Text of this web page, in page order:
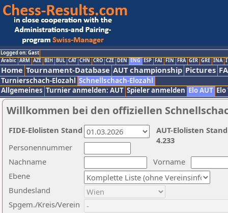
Logged on: Gast
Arabic ARM AZE BIH BUL CAT CHN CRO CZE DEN ENG ESP FAI FIN FRA GER GRE INA
Home Tournament-Database AUT championship Pictures
Turnierschach-Elozahl Schnellschach-Elozahl
Allgemeines Turnier anmelden: AUT Spieler anmelden Elo AUT
Willkommen bei den offiziellen
Nachname
Vorname
Ebene
Personennummer
Bundesland
Spgem./Kreis/Verein
AUT-Elolisten
4.233
FIDE-Elolisten Stand